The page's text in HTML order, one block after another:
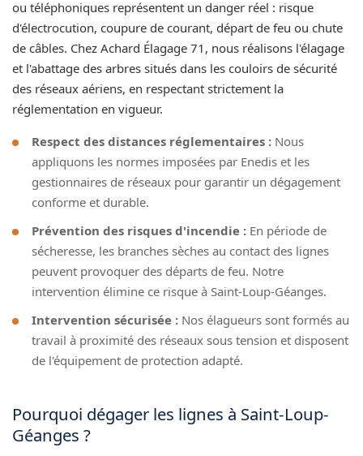
ou téléphoniques représentent un danger réel : risque
d'électrocution, coupure de courant, départ de feu ou chute
de câbles. Chez Achard Élagage 71, nous réalisons l'élagage
et l'abattage des arbres situés dans les couloirs de sécurité
des réseaux aériens, en respectant strictement la
réglementation en vigueur.
Respect des distances réglementaires : Nous
appliquons les normes imposées par Enedis et les
gestionnaires de réseaux pour garantir un dégagement
conforme et durable.
Prévention des risques d'incendie : En période de
sécheresse, les branches sèches au contact des lignes
peuvent provoquer des départs de feu. Notre
intervention élimine ce risque à Saint-Loup-Géanges.
Intervention sécurisée : Nos élagueurs sont formés au
travail à proximité des réseaux sous tension et disposent
de l'équipement de protection adapté.
Pourquoi dégager les lignes à Saint-Loup-
Géanges ?